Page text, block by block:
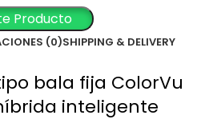
Producto
(0)SHIPPING & DELIVERY
bala fija ColorVu
inteligente